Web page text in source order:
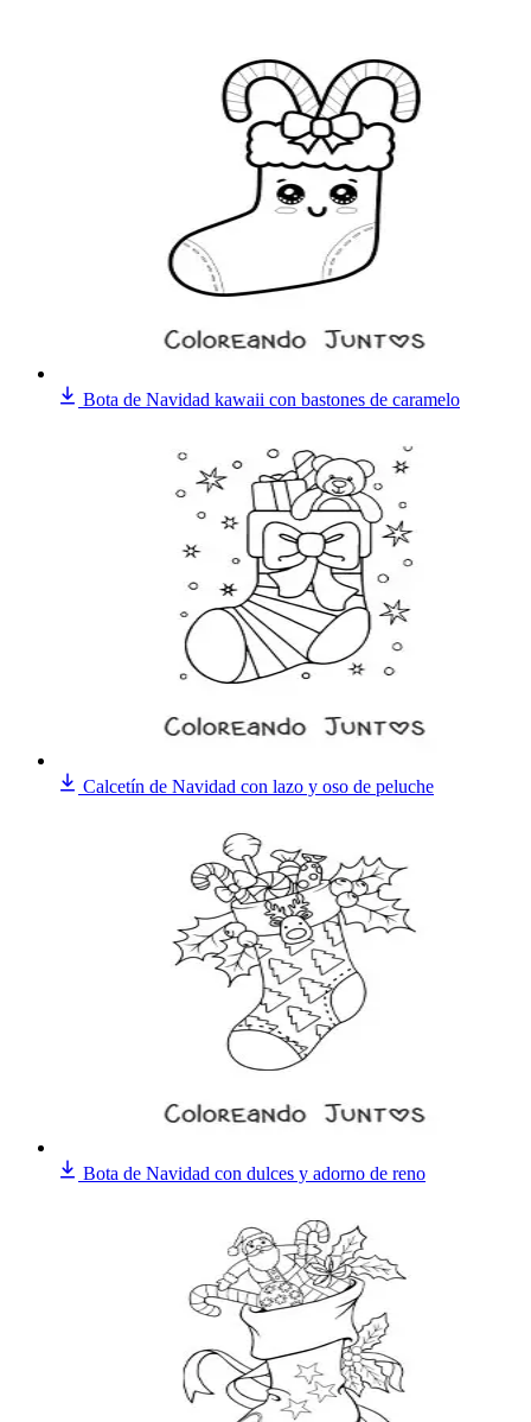
Bota de Navidad kawaii con bastones de caramelo
Calcetín de Navidad con lazo y oso de peluche
Bota de Navidad con dulces y adorno de reno